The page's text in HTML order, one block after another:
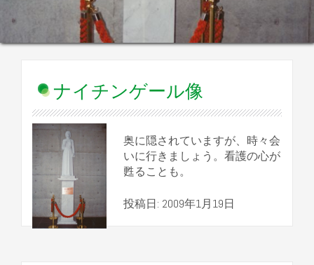
ナイチンゲール像
奥に隠されていますが、時々会
いに行きましょう。看護の心が
甦ることも。
投稿日: 2009年1月19日